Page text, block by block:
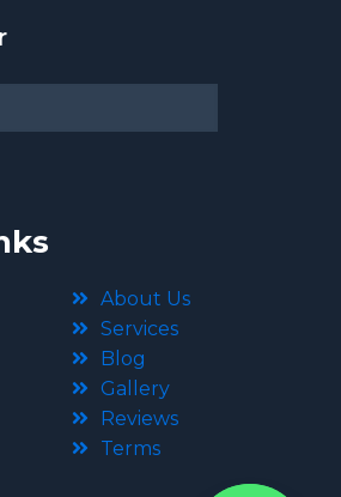
About Us
Services
Blog
Gallery
Reviews
Terms